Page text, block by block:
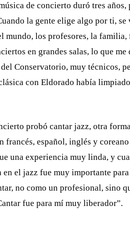
de concierto duró tres
la gente elige algo por ti,
mundo, los profesores, la
en grandes salas, lo que
Conservatorio, muy técnicos,
con Eldorado había
probó cantar jazz, otra
francés, español, inglés y
una experiencia muy linda, y
el jazz fue muy importante
no como un profesional, sino
fue para mí muy liberador”.